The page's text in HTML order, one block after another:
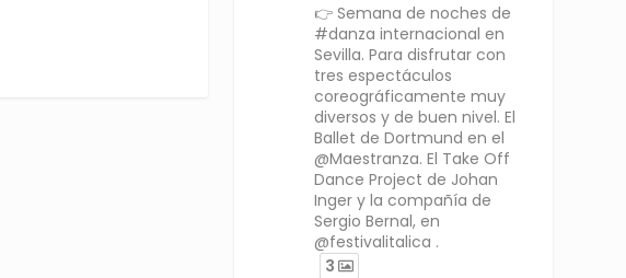
👉 Semana de noches de
#danza internacional en
Sevilla. Para disfrutar con
tres espectáculos
coreográficamente muy
diversos y de buen nivel. El
Ballet de Dortmund en el
@Maestranza. El Take Off
Dance Project de Johan
Inger y la compañía de
Sergio Bernal, en
@festivalitalica .
3